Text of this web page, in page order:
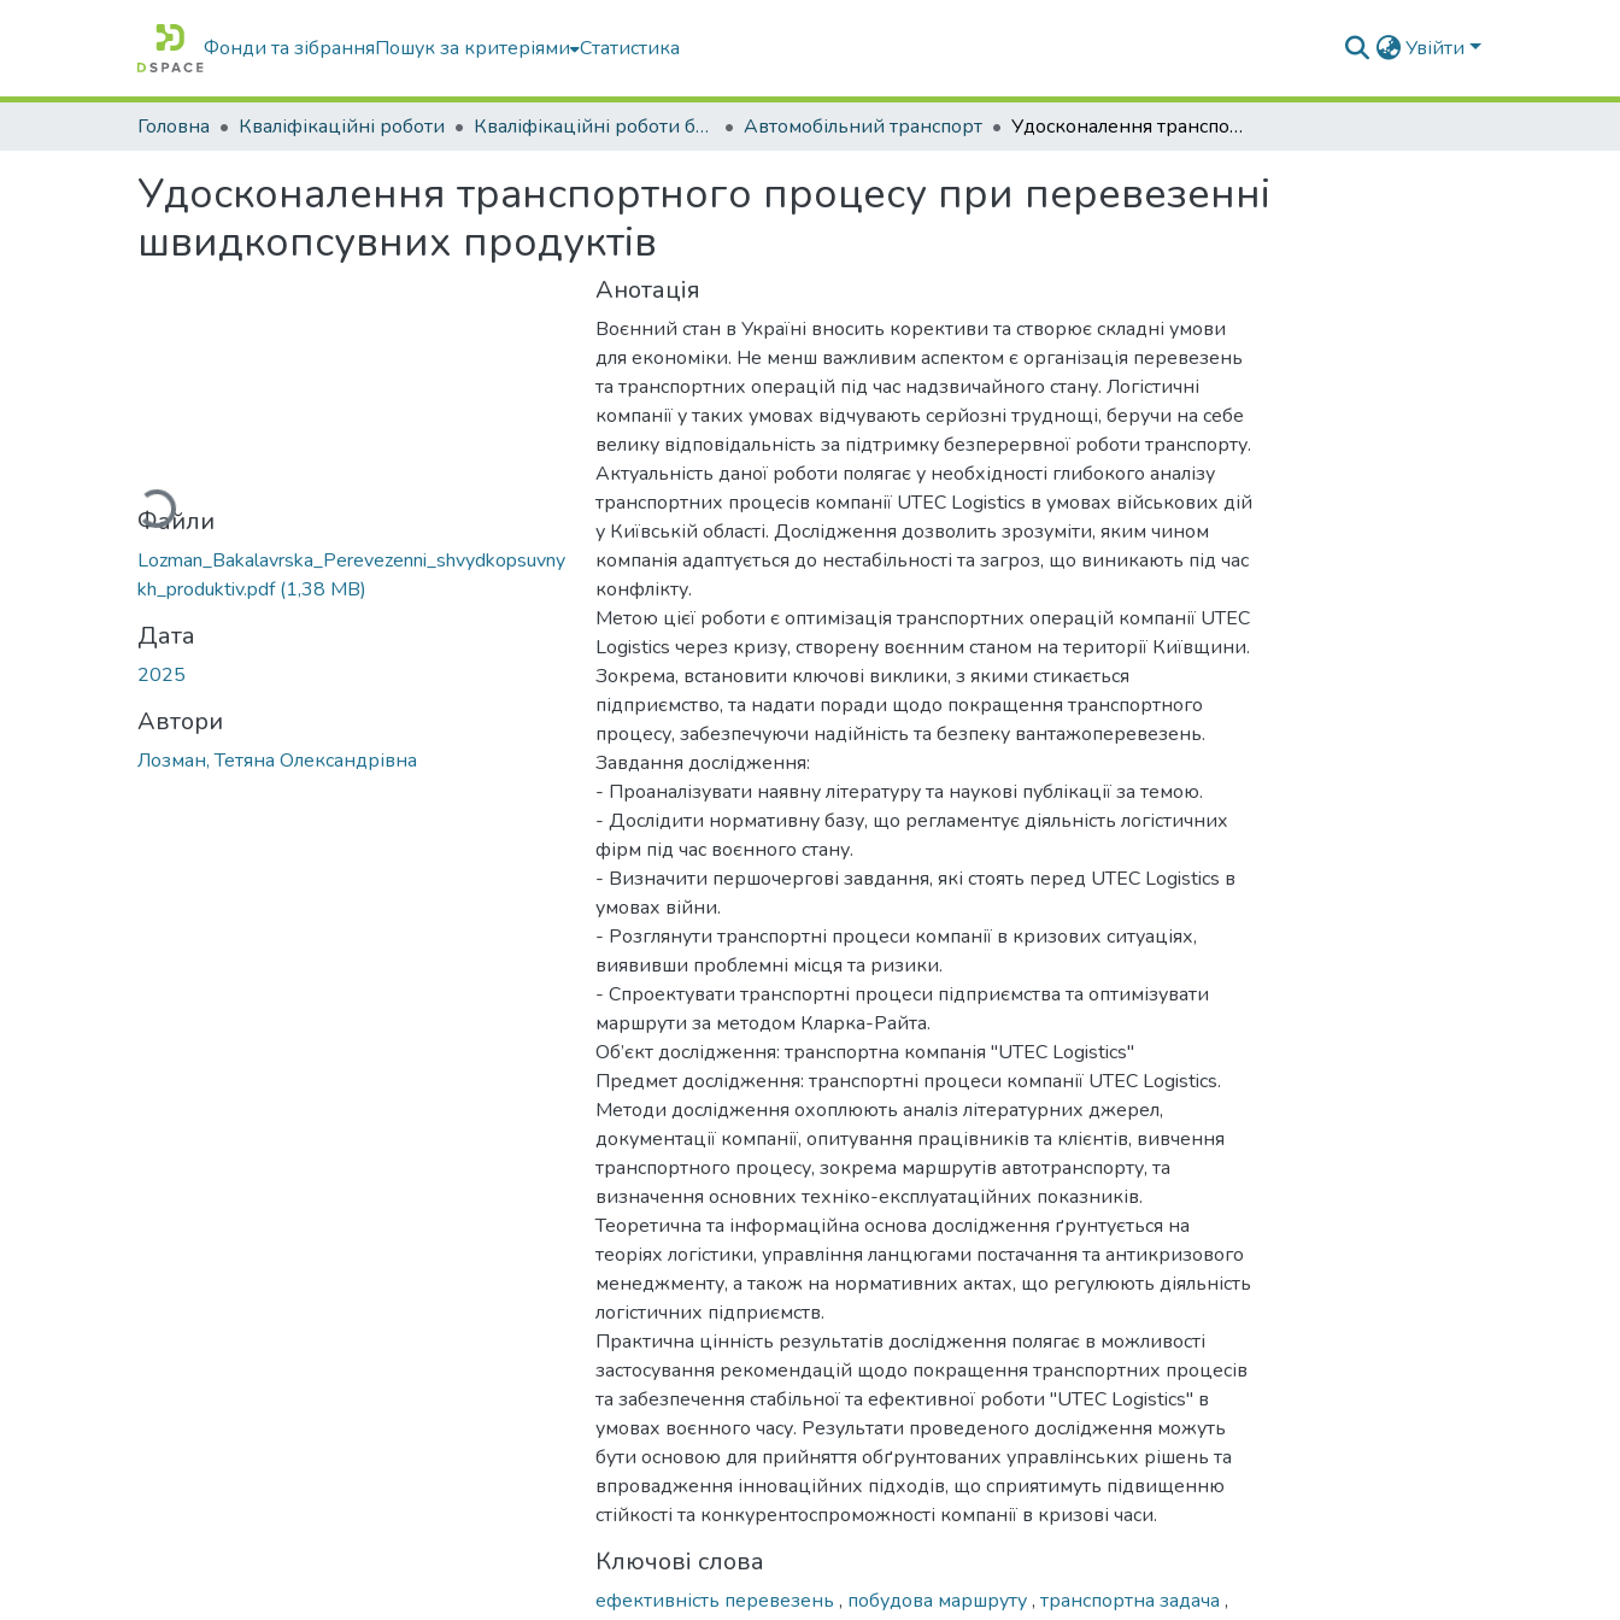
Фонди та зібранняПошук за критеріями Статистика Увійти
Головна Кваліфікаційні роботи Кваліфікаційні роботи бакалаврів Автомобільний транспорт Удосконалення транспортного процесу при перевезенні швидкопсувних продуктів
Удосконалення транспортного процесу при перевезенні
швидкопсувних продуктів
Вантажиться...
Файли
Lozman_Bakalavrska_Perevezenni_shvydkopsuvny
kh_produktiv.pdf(1,38 MB)
Дата
2025
Автори
Лозман, Тетяна Олександрівна
Анотація
Воєнний стан в Україні вносить корективи та створює складні умови
для економіки. Не менш важливим аспектом є організація перевезень
та транспортних операцій під час надзвичайного стану. Логістичні
компанії у таких умовах відчувають серйозні труднощі, беручи на себе
велику відповідальність за підтримку безперервної роботи транспорту.
Актуальність даної роботи полягає у необхідності глибокого аналізу
транспортних процесів компанії UTEC Logistics в умовах військових дій
у Київській області. Дослідження дозволить зрозуміти, яким чином
компанія адаптується до нестабільності та загроз, що виникають під час
конфлікту.
Метою цієї роботи є оптимізація транспортних операцій компанії UTEC
Logistics через кризу, створену воєнним станом на території Київщини.
Зокрема, встановити ключові виклики, з якими стикається
підприємство, та надати поради щодо покращення транспортного
процесу, забезпечуючи надійність та безпеку вантажоперевезень.
Завдання дослідження:
- Проаналізувати наявну літературу та наукові публікації за темою.
- Дослідити нормативну базу, що регламентує діяльність логістичних
фірм під час воєнного стану.
- Визначити першочергові завдання, які стоять перед UTEC Logistics в
умовах війни.
- Розглянути транспортні процеси компанії в кризових ситуаціях,
виявивши проблемні місця та ризики.
- Спроектувати транспортні процеси підприємства та оптимізувати
маршрути за методом Кларка-Райта.
Об’єкт дослідження: транспортна компанія "UTEC Logistics"
Предмет дослідження: транспортні процеси компанії UTEC Logistics.
Методи дослідження охоплюють аналіз літературних джерел,
документації компанії, опитування працівників та клієнтів, вивчення
транспортного процесу, зокрема маршрутів автотранспорту, та
визначення основних техніко-експлуатаційних показників.
Теоретична та інформаційна основа дослідження ґрунтується на
теоріях логістики, управління ланцюгами постачання та антикризового
менеджменту, а також на нормативних актах, що регулюють діяльність
логістичних підприємств.
Практична цінність результатів дослідження полягає в можливості
застосування рекомендацій щодо покращення транспортних процесів
та забезпечення стабільної та ефективної роботи "UTEC Logistics" в
умовах воєнного часу. Результати проведеного дослідження можуть
бути основою для прийняття обґрунтованих управлінських рішень та
впровадження інноваційних підходів, що сприятимуть підвищенню
стійкості та конкурентоспроможності компанії в кризові часи.
Ключові слова
ефективність перевезень , побудова маршруту, транспортна задача ,